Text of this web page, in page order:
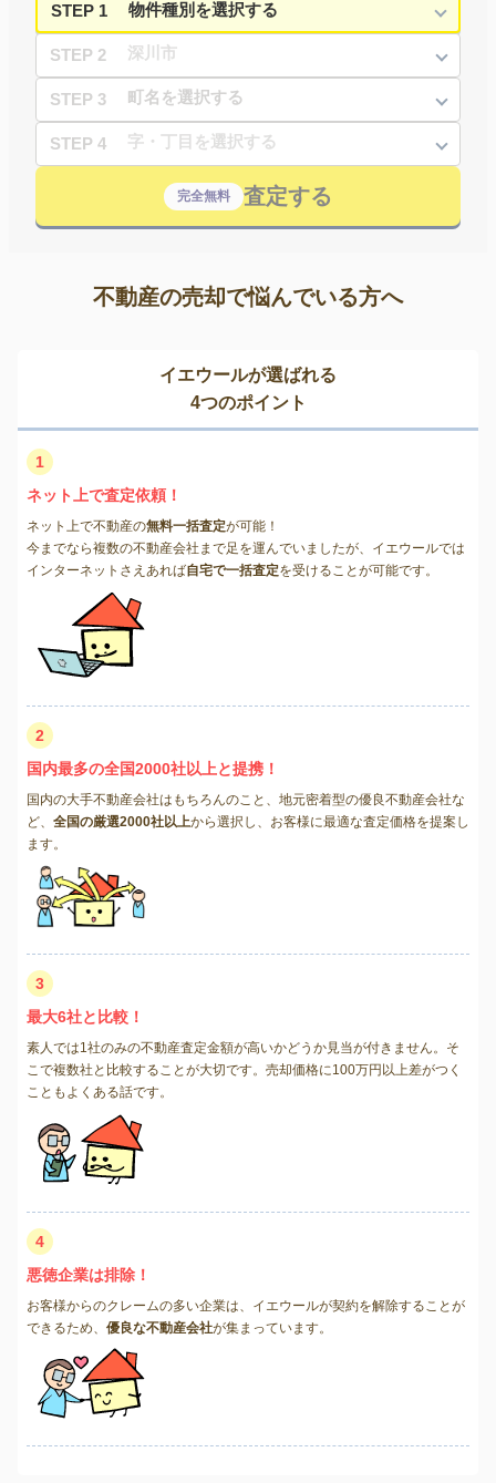
STEP 1
STEP 2
STEP 3
STEP 4
完全無料 査定する
不動産の売却で悩んでいる方へ
イエウールが選ばれる
4つのポイント
1
ネット上で査定依頼！
ネット上で不動産の無料一括査定が可能！
今までなら複数の不動産会社まで足を運んでいましたが、イエウールでは
インターネットさえあれば自宅で一括査定を受けることが可能です。
2
国内最多の全国2000社以上と提携！
国内の大手不動産会社はもちろんのこと、地元密着型の優良不動産会社な
ど、 全国の厳選2000社以上から選択し、お客様に最適な査定価格を提案し
ます。
3
最大6社と比較！
素人では1社のみの不動産査定金額が高いかどうか見当が付きません。そ
こで複数社と比較することが大切です。売却価格に100万円以上差がつく
こともよくある話です。
4
悪徳企業は排除！
お客様からのクレームの多い企業は、イエウールが契約を解除することが
できるため、 優良な不動産会社が集まっています。